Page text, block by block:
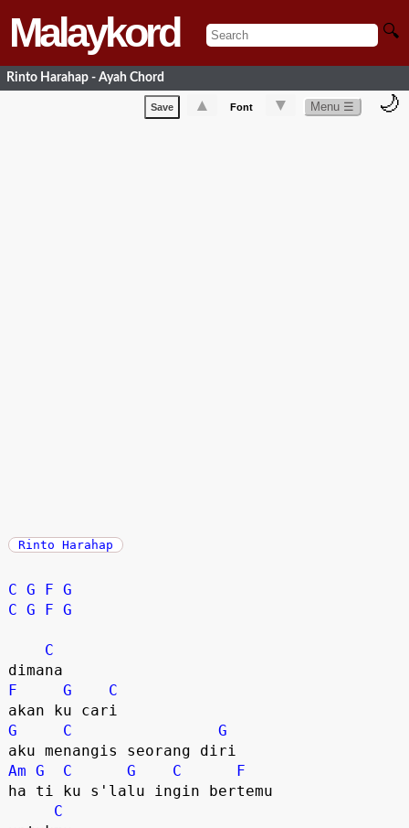
Malaykord 🔍
Rinto Harahap - Ayah Chord
Save ▲ Font ▼ Menu ☰ 🌙
Rinto Harahap
C G F G
C G F G
C
F
G
C
G
C
G
Am G C G C
F
ha ti ku s'lalu ingin bertemu
C